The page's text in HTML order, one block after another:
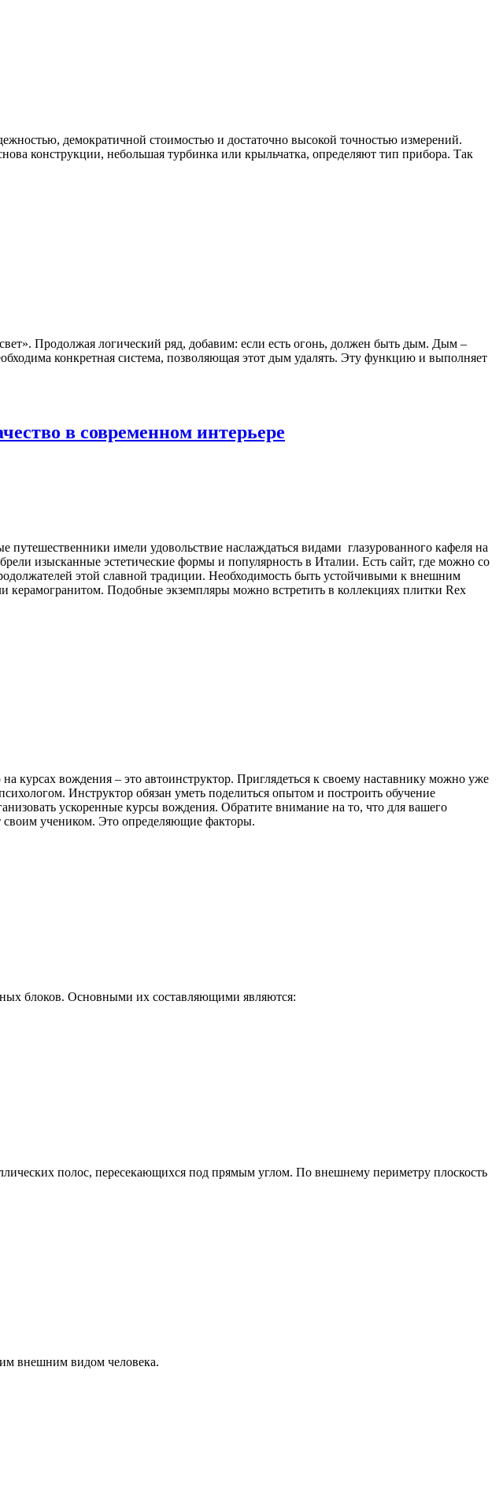
демократичной стоимостью и достаточно высокой точностью измерений.
конструкции, небольшая турбинка или крыльчатка, определяют тип прибора. Так
Продолжая логический ряд, добавим: если есть огонь, должен быть дым. Дым –
конкретная система, позволяющая этот дым удалять. Эту функцию и выполняет
в современном интерьере
имели удовольствие наслаждаться видами глазурованного кафеля на
изысканные эстетические формы и популярность в Италии. Есть сайт, где можно со
этой славной традиции. Необходимость быть устойчивыми к внешним
Подобные экземпляры можно встретить в коллекциях плитки Rex
курсах вождения – это автоинструктор. Приглядеться к своему наставнику можно уже
Инструктор обязан уметь поделиться опытом и построить обучение
ускоренные курсы вождения. Обратите внимание на то, что для вашего
своим учеником. Это определяющие факторы.
блоков. Основными их составляющими являются:
полос, пересекающихся под прямым углом. По внешнему периметру плоскость
внешним видом человека.